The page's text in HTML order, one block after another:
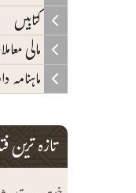
کتابیں
مالی
ماہنامہ
تازہ ترین